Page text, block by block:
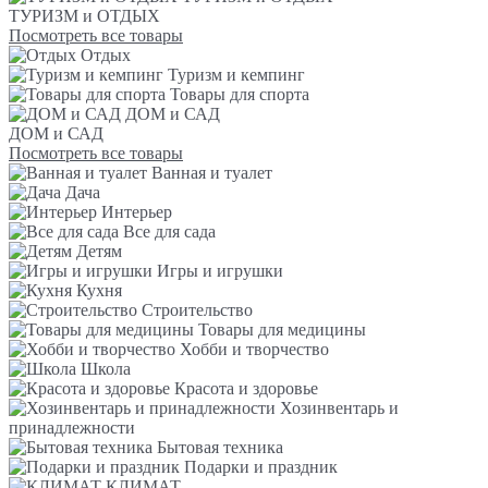
ТУРИЗМ и ОТДЫХ
Посмотреть все товары
Отдых
Туризм и кемпинг
Товары для спорта
ДОМ и САД
ДОМ и САД
Посмотреть все товары
Ванная и туалет
Дача
Интерьер
Все для сада
Детям
Игры и игрушки
Кухня
Строительство
Товары для медицины
Хобби и творчество
Школа
Красота и здоровье
Хозинвентарь и
принадлежности
Бытовая техника
Подарки и праздник